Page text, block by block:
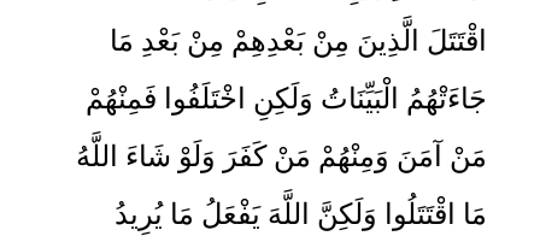
اقْتَتَلَ الَّذِينَ مِنْ بَعْدِهِمْ مِنْ بَعْدِ مَا
جَاءَتْهُمُ الْبَيِّنَاتُ وَلَكِنِ اخْتَلَفُوا فَمِنْهُمْ
مَنْ آمَنَ وَمِنْهُمْ مَنْ كَفَرَ وَلَوْ شَاءَ اللَّهُ
مَا اقْتَتَلُوا وَلَكِنَّ اللَّهَ يَفْعَلُ مَا يُرِيدُ